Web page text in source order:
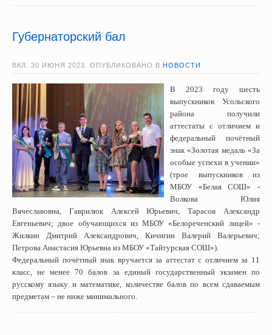
Губернаторский бал
ВКЛ. 30 ИЮНЯ 2023 . ОПУБЛИКОВАНО В НОВОСТИ
В 2023 году шесть
выпускников Усольского
района получили
аттестаты с отличием и
федеральный почётный
знак «Золотая медаль «За
особые успехи в учении»
(трое выпускников из
МБОУ «Белая СОШ» -
Волкова Юлия
Вячеславовна, Гаврилюк Алексей Юрьевич, Тарасов Александр
Евгеньевич; двое обучающихся из МБОУ «Белореченский лицей» -
Жилкин Дмитрий Александрович, Кичигин Валерий Валерьевич;
Петрова Анастасия Юрьевна из МБОУ «Тайтурская СОШ»).
Федеральный почётный знак вручается за аттестат с отличием за 11
класс, не менее 70 балов за единый государственный экзамен по
русскому языку и математике, количестве балов по всем сдаваемым
предметам – не ниже минимального.